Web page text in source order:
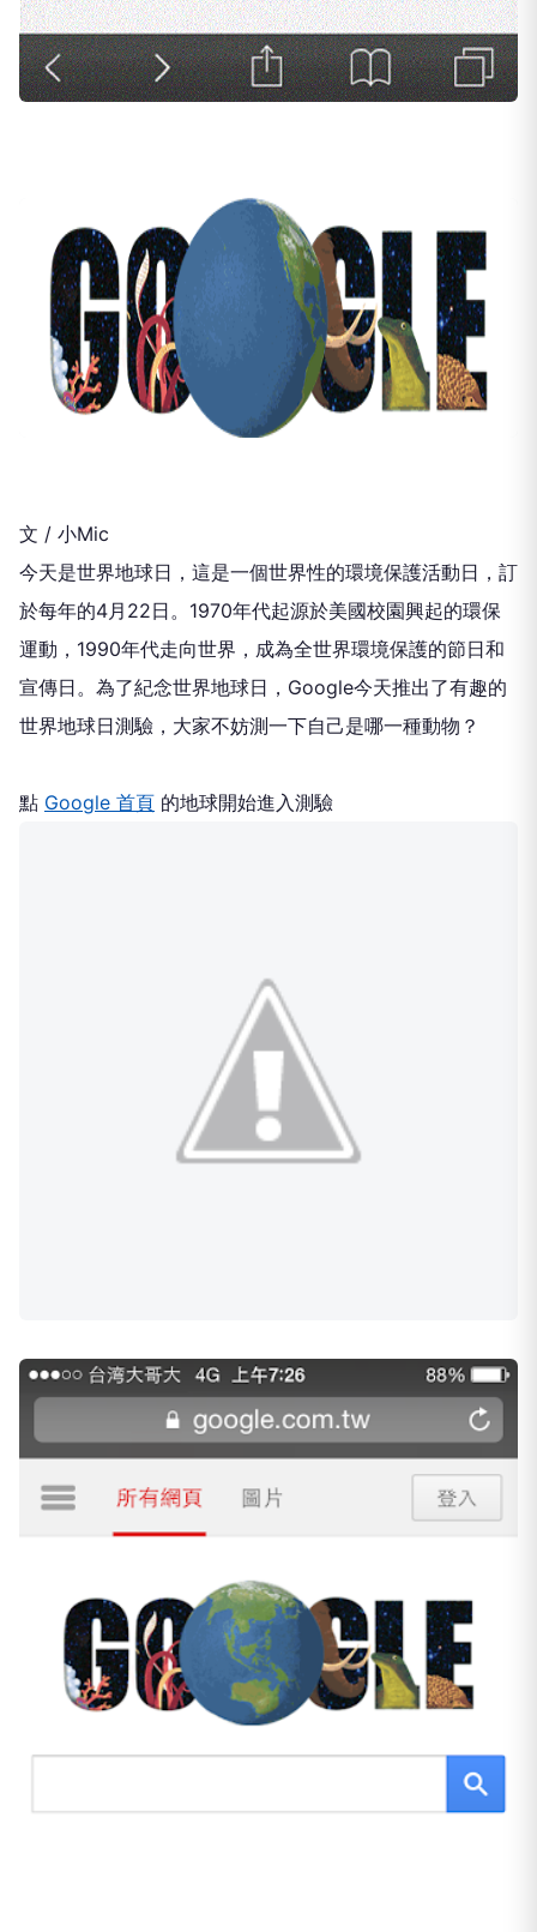
文 / 小Mic
今天是世界地球日，這是一個世界性的環境保護活動日，訂
於每年的4月22日。1970年代起源於美國校園興起的環保
運動，1990年代走向世界，成為全世界環境保護的節日和
宣傳日。為了紀念世界地球日，Google今天推出了有趣的
世界地球日測驗，大家不妨測一下自己是哪一種動物？
點 Google 首頁 的地球開始進入測驗